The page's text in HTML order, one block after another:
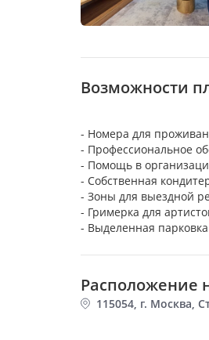
Возможности
- Номера для
- Профессиональное
- Помощь в
- Собственная
- Зоны для выездной
- Гримерка для
Расположение
115054, г. Москва,